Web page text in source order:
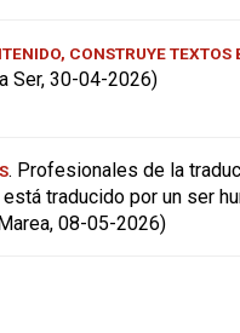
CONSTRUYE TEXTOS
Ser, 30-04-2026)
. Profesionales de la
traducido por un ser
08-05-2026)